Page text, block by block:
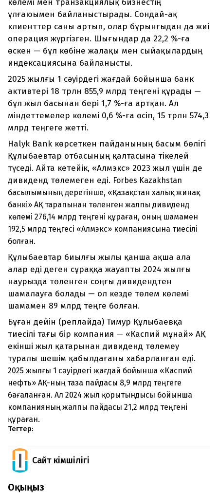
көлемі мен транзакциялық бизнестің
ұлғаюымен байланыстырады. Сондай-ақ
клиенттер саны артып, олар бұрынғыдан да жиі
операция жүргізген. Шығындар да 22,2 %-ға
өскен — бұл көбіне жалақы мен сыйақылардың
индексациясына байланысты.
2025 жылғы 1 сәуірдегі жағдай бойынша банк
активтері 18 трлн 855,9 млрд теңгені құрады —
бұл жыл басынан бері 1,7 %-ға артқан. Ал
міндеттемелер көлемі 0,6 %-ға өсіп, 15 трлн 574,3
млрд теңгеге жетті.
Halyk Bank көрсеткен пайданының басым бөлігі
Құлыбаевтар отбасының қалтасына тікелей
түседі. Айта кетейік, «Алмэкс» 2023 жыл үшін де
дивиденд төлемеген еді. Forbes Kazakhstan
басылымының дерегінше, «Қазақстан халық жинақ
банкі» АҚ тарапынан төленген жалпы дивиденд
көлемі 276,14 млрд теңгені құраған, оның шамамен
192,5 млрд теңгесі «Алмэкс» компаниясына тиесілі
болған.
Құлыбаевтар биылғы жылы қанша ақша ала
алар еді деген сұраққа жауапты 2024 жылғы
наурызда төленген соңғы дивидендтен
шамалауға болады — ол кезде төлем көлемі
шамамен 89 млрд теңге болған.
Бұған дейін (реплайда) Тимур Құлыбаевқа
тиесілі тағы бір компания — «Каспий мұнай» АҚ
екінші жыл қатарынан дивиденд төлемеу
туралы шешім қабылдағаны хабарланған еді.
2025 жылғы 1 сәуірдегі жағдай бойынша «Каспий
нефть» АҚ-ның таза пайдасы 8,9 млрд теңгеге
бағаланған. Ал 2024 жыл қорытындысы бойынша
компанияның жалпы пайдасы 21,2 млрд теңгені
құраған.
Тегтер:
Сайт Әкімшілігі
Оқыңыз